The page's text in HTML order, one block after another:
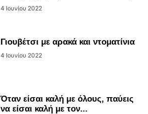
4 Ιουνίου 2022
Γιουβέτσι με αρακά και ντοματίνια
4 Ιουνίου 2022
Όταν είσαι καλή με όλους, παύεις
να είσαι καλή με τον...